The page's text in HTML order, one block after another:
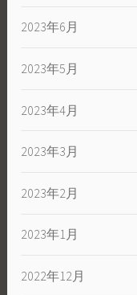
2023年6月
2023年5月
2023年4月
2023年3月
2023年2月
2023年1月
2022年12月